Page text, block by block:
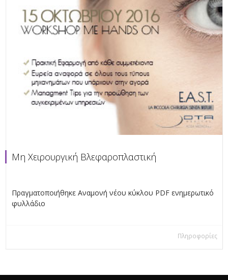
Μη Χειρουργική Βλεφαροπλαστική
Πραγματοποιήθηκε Αναμονή νέου κύκλου PDF ενημερωτικό
φυλλάδιο
Πληροφορίες